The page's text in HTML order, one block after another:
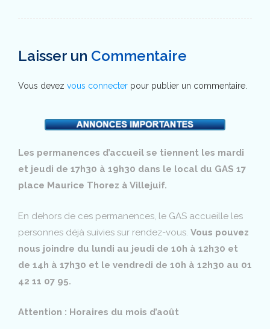
Laisser un Commentaire
Vous devez vous connecter pour publier un commentaire.
Les permanences d’accueil se tiennent les mardi
et jeudi de 17h30 à 19h30 dans le local du GAS 17
place Maurice Thorez à Villejuif.
En dehors de ces permanences, le GAS accueille les
personnes déjà suivies sur rendez-vous. Vous pouvez
nous joindre du lundi au jeudi de 10h à 12h30 et
de 14h à 17h30 et le vendredi de 10h à 12h30 au 01
42 11 07 95.
Attention : Horaires du mois d’août